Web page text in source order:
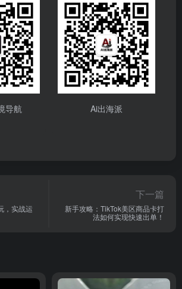
导航 Ai出海派
，实战运
下一篇
新手攻略：TikTok美区商品卡打
法如何实现快速出单！